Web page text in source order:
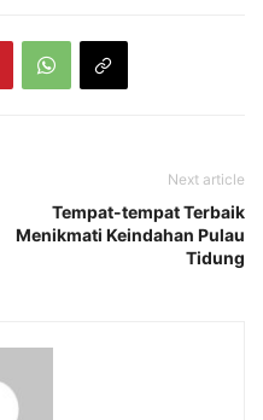
Next article
Tempat-tempat Terbaik
Menikmati Keindahan Pulau
Tidung